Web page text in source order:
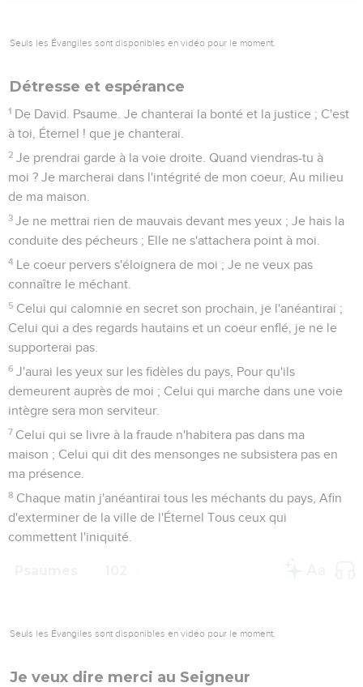
Seuls les Évangiles sont disponibles en vidéo pour le moment.
Détresse et espérance
1 De David. Psaume. Je chanterai la bonté et la justice ; C'est
à toi, Éternel ! que je chanterai.
2 Je prendrai garde à la voie droite. Quand viendras-tu à
moi ? Je marcherai dans l'intégrité de mon coeur, Au milieu
de ma maison.
3 Je ne mettrai rien de mauvais devant mes yeux ; Je hais la
conduite des pécheurs ; Elle ne s'attachera point à moi.
4 Le coeur pervers s'éloignera de moi ; Je ne veux pas
connaître le méchant.
5 Celui qui calomnie en secret son prochain, je l'anéantirai ;
Celui qui a des regards hautains et un coeur enflé, je ne le
supporterai pas.
6 J'aurai les yeux sur les fidèles du pays, Pour qu'ils
demeurent auprès de moi ; Celui qui marche dans une voie
intègre sera mon serviteur.
7 Celui qui se livre à la fraude n'habitera pas dans ma
maison ; Celui qui dit des mensonges ne subsistera pas en
ma présence.
8 Chaque matin j'anéantirai tous les méchants du pays, Afin
d'exterminer de la ville de l'Éternel Tous ceux qui
commettent l'iniquité.
Seuls les Évangiles sont disponibles en vidéo pour le moment.
Je veux dire merci au Seigneur